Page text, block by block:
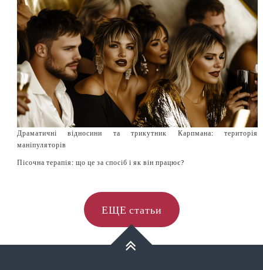
Драматичні відносини та трикутник Карпмана: територія
маніпуляторів
Пісочна терапія: що це за спосіб і як він працює?
ЕЩЕ статьи